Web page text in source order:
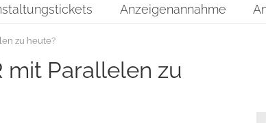
Anzeigenannahme
zu heute?
mit Parallelen zu